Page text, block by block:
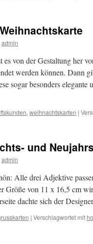
admin
von der Gestaltung her
werden können. Dann
sogar besonders
, weihnachtskarten |
und
admin
Alle drei Adjektive
Größe von 11 x 16,5 cm
dachte sich der
| Verschlagwortet mit